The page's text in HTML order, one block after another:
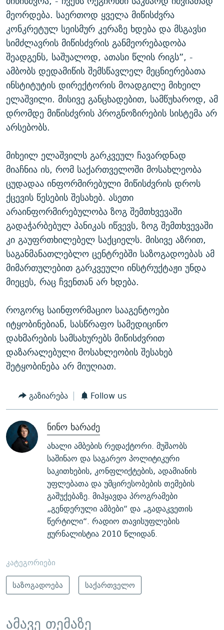
მეორდება. საერთოდ ყველა მიწისძვრა
კონკრეტულ სეისმურ კერაზე ხდება და მსგავსი
სიმძლავრის მიწისძვრის განმეორებადობა
შეადგენს, საშუალოდ, ათასი წლის რიგს”, -
ამბობს დედამიწის შემსწავლელ მეცნიერებათა
ინსტიტუტის დირექტორის მოადგილე მიხეილ
ელაშვილი. მისივე განცხადებით, სამწუხაროდ, ამ
დრომდე მიწისძვრის პროგნოზირების სისტემა არ
არსებობს.
მიხეილ ელაშვილს გარკვეულ ჩავარდნად
მიაჩნია ის, რომ საქართველოში მოსახლეობა
ცუდადაა ინფორმირებული მიწისძვრის დროს
ქცევის წესების შესახებ. ასეთი
არაინფორმირებულობა ზოგ შემთხვევაში
გადაჭარბებულ პანიკას იწვევს, ზოგ შემთხვევაში
კი გაუფრთხილებელ საქციელს. მისივე აზრით,
საგანმანათლებლო ცენტრებში საზოგადოებას ამ
მიმართულებით გარკვეული ინსტრუქტაჟი უნდა
მიეცეს, რაც ჩვენთან არ ხდება.
როგორც საინფორმაციო სააგენტოები
იტყობინებიან, სასწრაფო სამედიცინო
დახმარების სამსახურებს მიწისძვრით
დაზარალებული მოსახლეობის შესახებ
შეტყობინება არ მიუღიათ.
გაზიარება Follow us
ნინო ხარაძე
ახალი ამბების რედაქტორი. მუშაობს
საშინაო და საგარეო პოლიტიკური
საკითხების, კონფლიქტების, ადამიანის
უფლებათა და უმცირესობების თემების
გაშუქებაზე. მიჰყავდა პროგრამები
„გენდერული ამბები“ და „გადაკვეთის
წერტილი“. რადიო თავისუფლების
ჟურნალისტია 2010 წლიდან.
კატეგორიები
საზოგადოება
საქართველო
ამავე თემაზე